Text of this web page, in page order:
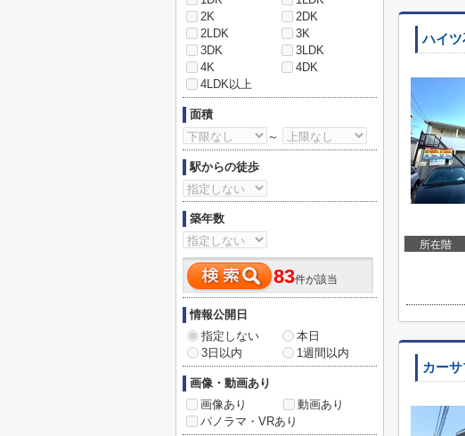
ハイツ
所在階
カー
2K
2DK
2LDK
3K
3DK
3LDK
4K
4DK
4LDK以上
面積
～
駅からの徒歩
築年数
83件が該当
情報公開日
指定しない
本日
3日以内
1週間以内
画像・動画あり
画像あり
動画あり
パノラマ・VRあり